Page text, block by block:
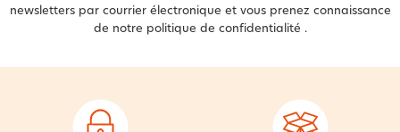
newsletters par courrier électronique et vous prenez connaissance
de notre politique de confidentialité .